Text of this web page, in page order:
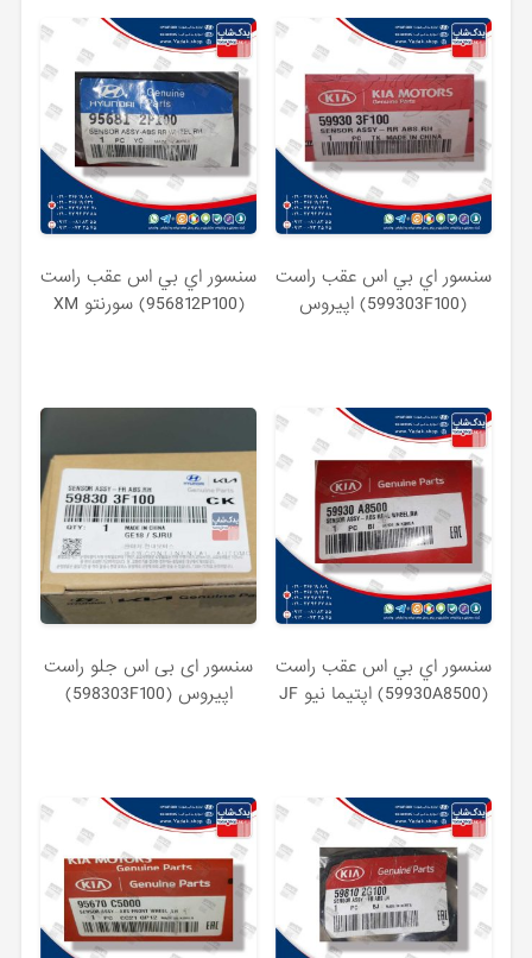
سنسور اي بي اس عقب راست
(599303F100) اپیروس
سنسور اي بي اس عقب راست
(956812P100) سورنتو XM
سنسور اي بي اس عقب راست
(59930A8500) اپتیما نیو JF
سنسور ای بی اس جلو راست
اپیروس (598303F100)